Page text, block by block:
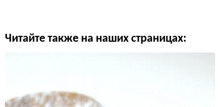
Читайте также на наших страницах: